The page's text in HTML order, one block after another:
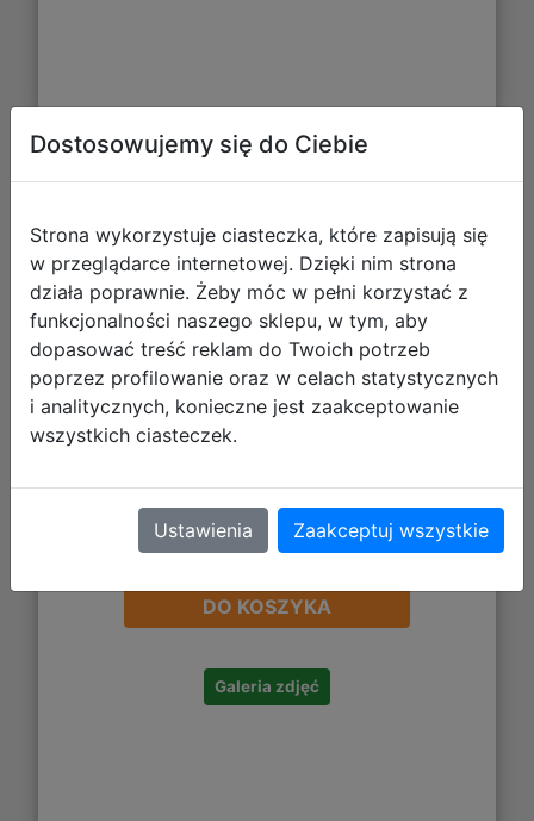
CoolPack Tritanum Bidon 550ml
Turquise 67515CP
27,99 zł
DO KOSZYKA
Galeria zdjęć
Dostosowujemy się do Ciebie
Strona wykorzystuje ciasteczka, które zapisują się
w przeglądarce internetowej. Dzięki nim strona
działa poprawnie. Żeby móc w pełni korzystać z
funkcjonalności naszego sklepu, w tym, aby
dopasować treść reklam do Twoich potrzeb
poprzez profilowanie oraz w celach statystycznych
i analitycznych, konieczne jest zaakceptowanie
wszystkich ciasteczek.
Ustawienia Zaakceptuj wszystkie